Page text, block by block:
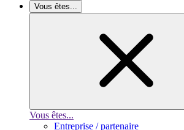
Vous êtes...
Vous êtes...
Entreprise / partenaire